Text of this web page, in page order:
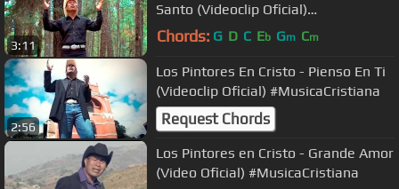
3:11
Santo (Videoclip Oficial)
#MusicaCristiana
Chords: G D C Eb Gm Cm
2:56
Los Pintores En Cristo - Pienso En Ti
(Videoclip Oficial) #MusicaCristiana
Request Chords
Los Pintores en Cristo - Grande Amor
(Video Oficial) #MusicaCristiana